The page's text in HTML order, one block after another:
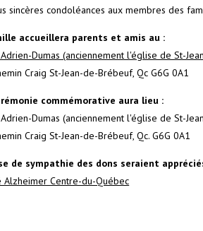
sincères condoléances aux membres des
accueillera parents et amis au :
Dumas (anciennement l'église de St-
Craig St-Jean-de-Brébeuf, Qc G6G 0A1
commémorative aura lieu :
Dumas (anciennement l'église de St-
Craig St-Jean-de-Brébeuf, Qc. G6G 0A1
de sympathie des dons seraient
Alzheimer Centre-du-Québec